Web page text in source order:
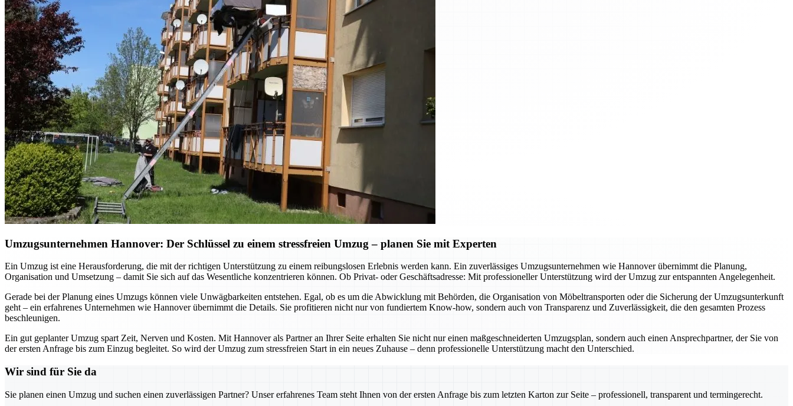
Umzugsunternehmen Hannover: Der Schlüssel zu einem stressfreien Umzug – planen Sie mit Experten
Ein Umzug ist eine Herausforderung, die mit der richtigen Unterstützung zu einem reibungslosen Erlebnis werden kann. Ein zuverlässiges Umzugsunternehmen wie Hannover übernimmt die Planung,
Organisation und Umsetzung – damit Sie sich auf das Wesentliche konzentrieren können. Ob Privat- oder Geschäftsadresse: Mit professioneller Unterstützung wird der Umzug zur entspannten Angelegenheit.
Gerade bei der Planung eines Umzugs können viele Unwägbarkeiten entstehen. Egal, ob es um die Abwicklung mit Behörden, die Organisation von Möbeltransporten oder die Sicherung der Umzugsunterkunft
geht – ein erfahrenes Unternehmen wie Hannover übernimmt die Details. Sie profitieren nicht nur von fundiertem Know-how, sondern auch von Transparenz und Zuverlässigkeit, die den gesamten Prozess
beschleunigen.
Ein gut geplanter Umzug spart Zeit, Nerven und Kosten. Mit Hannover als Partner an Ihrer Seite erhalten Sie nicht nur einen maßgeschneiderten Umzugsplan, sondern auch einen Ansprechpartner, der Sie von
der ersten Anfrage bis zum Einzug begleitet. So wird der Umzug zum stressfreien Start in ein neues Zuhause – denn professionelle Unterstützung macht den Unterschied.
Wir sind für Sie da
Sie planen einen Umzug und suchen einen zuverlässigen Partner? Unser erfahrenes Team steht Ihnen von der ersten Anfrage bis zum letzten Karton zur Seite – professionell, transparent und termingerecht.